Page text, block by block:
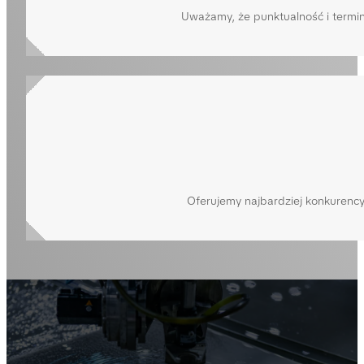
Uważamy, że punktualność i
Oferujemy najbardziej